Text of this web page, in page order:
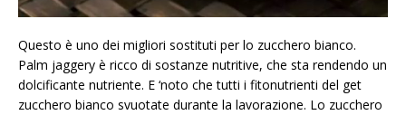
Questo è uno dei migliori sostituti per lo zucchero bianco.
Palm jaggery è ricco di sostanze nutritive, che sta rendendo un
dolcificante nutriente. E ‘noto che tutti i fitonutrienti del get
zucchero bianco svuotate durante la lavorazione. Lo zucchero